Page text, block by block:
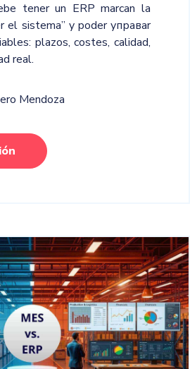
tener un ERP marcan la
el sistema” y poder управar
plazos, costes, calidad,
real.
Mendoza